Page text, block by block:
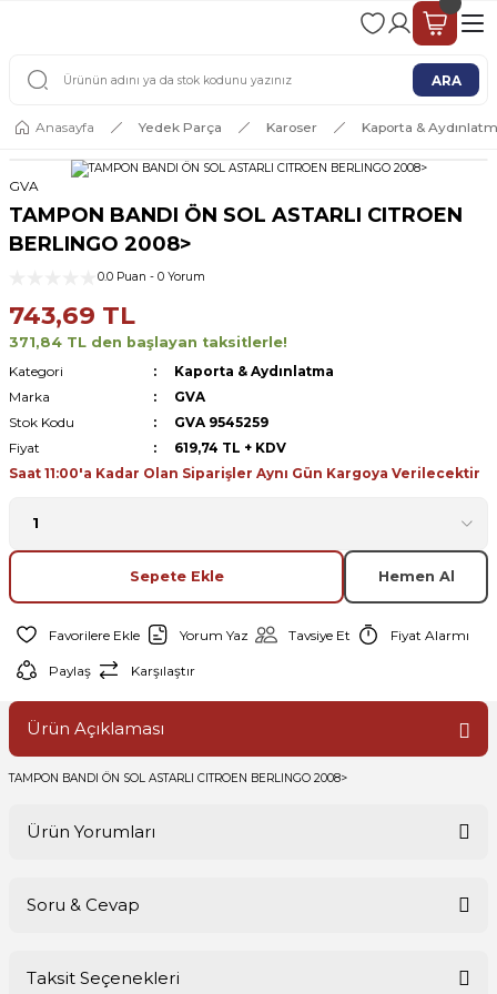
2 - 4 İŞ GÜNÜ İÇERİSİNDE KARGO
ARA
Anasayfa Yedek Parça Karoser Kaporta &
GVA
TAMPON BANDI ÖN SOL ASTARLI CITROEN
BERLINGO 2008>
0.0 Puan - 0 Yorum
743,69 TL
371,84 TL den başlayan taksitlerle!
Kategori
Kaporta & Aydınlatma
Marka
GVA
Stok Kodu
GVA 9545259
Fiyat
619,74 TL + KDV
Saat 11:00'a Kadar Olan Siparişler Aynı Gün Kargoya Verilecektir
Sepete Ekle Hemen Al
Yorum Yaz Tavsiye Et Fiyat Alarmı
Paylaş Karşılaştır
Ürün Açıklaması
TAMPON BANDI ÖN SOL ASTARLI CITROEN BERLINGO 2008>
Ürün Yorumları
Soru & Cevap
Taksit Seçenekleri